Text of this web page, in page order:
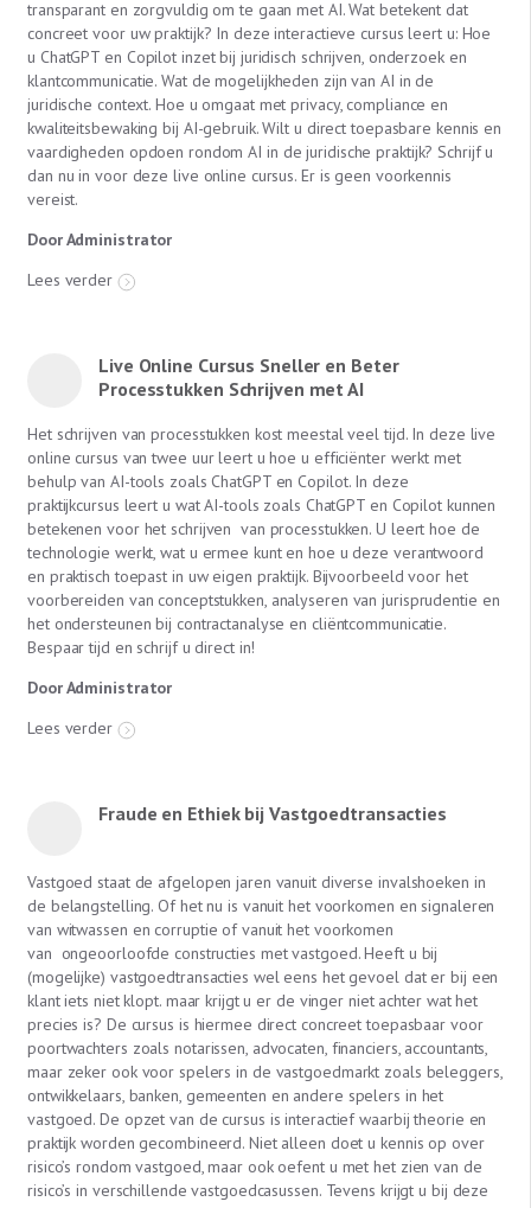
transparant en zorgvuldig om te gaan met AI. Wat betekent dat
concreet voor uw praktijk? In deze interactieve cursus leert u: Hoe
u ChatGPT en Copilot inzet bij juridisch schrijven, onderzoek en
klantcommunicatie. Wat de mogelijkheden zijn van AI in de
juridische context. Hoe u omgaat met privacy, compliance en
kwaliteitsbewaking bij AI-gebruik. Wilt u direct toepasbare kennis en
vaardigheden opdoen rondom AI in de juridische praktijk? Schrijf u
dan nu in voor deze live online cursus. Er is geen voorkennis
vereist.
Door Administrator
Lees verder
Live Online Cursus Sneller en Beter
Processtukken Schrijven met AI
Het schrijven van processtukken kost meestal veel tijd. In deze live
online cursus van twee uur leert u hoe u efficiënter werkt met
behulp van AI-tools zoals ChatGPT en Copilot. In deze
praktijkcursus leert u wat AI-tools zoals ChatGPT en Copilot kunnen
betekenen voor het schrijven van processtukken. U leert hoe de
technologie werkt, wat u ermee kunt en hoe u deze verantwoord
en praktisch toepast in uw eigen praktijk. Bijvoorbeeld voor het
voorbereiden van conceptstukken, analyseren van jurisprudentie en
het ondersteunen bij contractanalyse en cliëntcommunicatie.
Bespaar tijd en schrijf u direct in!
Door Administrator
Lees verder
Fraude en Ethiek bij Vastgoedtransacties
Vastgoed staat de afgelopen jaren vanuit diverse invalshoeken in
de belangstelling. Of het nu is vanuit het voorkomen en signaleren
van witwassen en corruptie of vanuit het voorkomen
van ongeoorloofde constructies met vastgoed. Heeft u bij
(mogelijke) vastgoedtransacties wel eens het gevoel dat er bij een
klant iets niet klopt. maar krijgt u er de vinger niet achter wat het
precies is? De cursus is hiermee direct concreet toepasbaar voor
poortwachters zoals notarissen, advocaten, financiers, accountants,
maar zeker ook voor spelers in de vastgoedmarkt zoals beleggers,
ontwikkelaars, banken, gemeenten en andere spelers in het
vastgoed. De opzet van de cursus is interactief waarbij theorie en
praktijk worden gecombineerd. Niet alleen doet u kennis op over
risico’s rondom vastgoed, maar ook oefent u met het zien van de
risico’s in verschillende vastgoedcasussen. Tevens krijgt u bij deze